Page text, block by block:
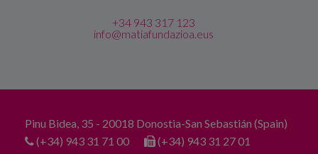
+34 943 317 123
info@matiafundazioa.eus
Pinu Bidea, 35 - 20018 Donostia-San Sebastián (Spain)
(+34) 943 31 71 00
(+34) 943 31 27 01